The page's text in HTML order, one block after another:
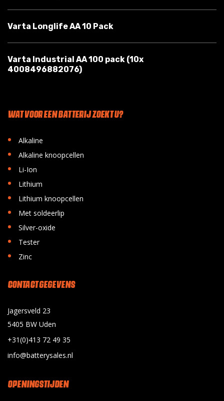
Varta Longlife AA 10 Pack
Varta Industrial AA 100 pack (10x
4008496882076)
WAT VOOR EEN BATTERIJ ZOEKT U?
• Alkaline
• Alkaline knoopcellen
• Li-Ion
• Lithium
• Lithium knoopcellen
• Met soldeerlip
• Silver-oxide
• Tester
• Zinc
CONTACT GEGEVENS
Jagersveld 23
5405 BW Uden
+31(0)413 72 49 35
info@batterysales.nl
OPENINGSTIJDEN